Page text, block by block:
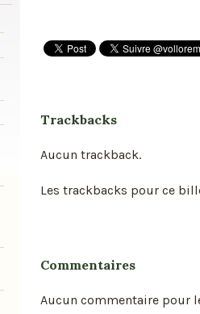
Trackbacks
Aucun trackback.
Les trackbacks pour ce
Commentaires
Aucun commentaire pour